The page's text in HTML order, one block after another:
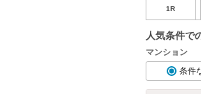
1R
人気条件で
マンション
条件